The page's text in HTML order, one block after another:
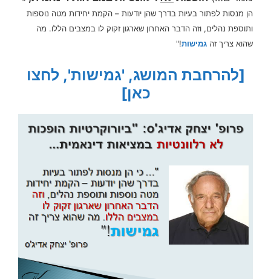
הן מנסות לפתור בעיות בדרך שהן יודעות – הקמת יחידות מטה נוספות
ותוספת נהלים, וזה הדבר האחרון שארגון זקוק לו במצבים הללו. מה
שהוא צריך זה גמישות!"
[להרחבת המושג, 'גמישות', לחצו
כאן]